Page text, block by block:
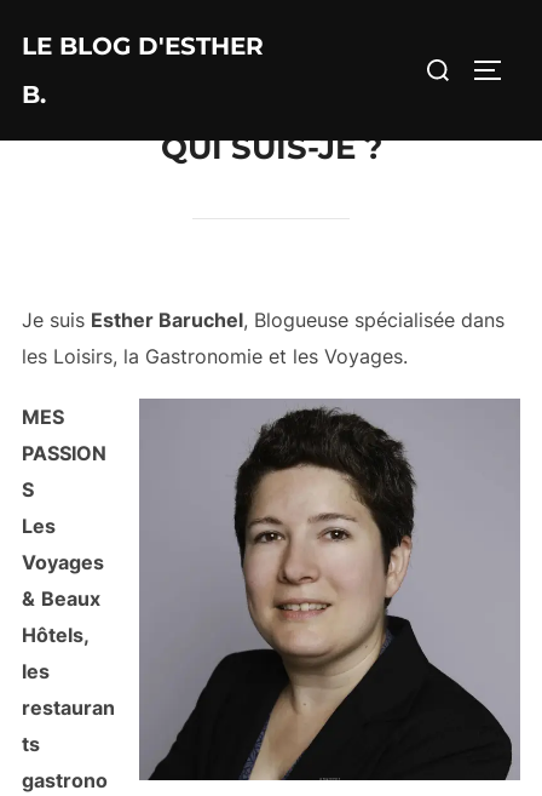
contenu
LE BLOG D'ESTHER
B.
Rechercher :
QUI SUIS-JE ?
Je suis Esther Baruchel, Blogueuse spécialisée dans
les Loisirs, la Gastronomie et les Voyages.
MES
PASSION
S
Les
Voyages
& Beaux
Hôtels,
les
restauran
ts
gastrono